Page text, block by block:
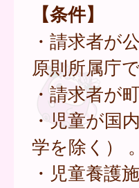
【条件】
・請求者が
原則所属庁
・請求者が
・児童が国
学を除く） 。
・児童養護